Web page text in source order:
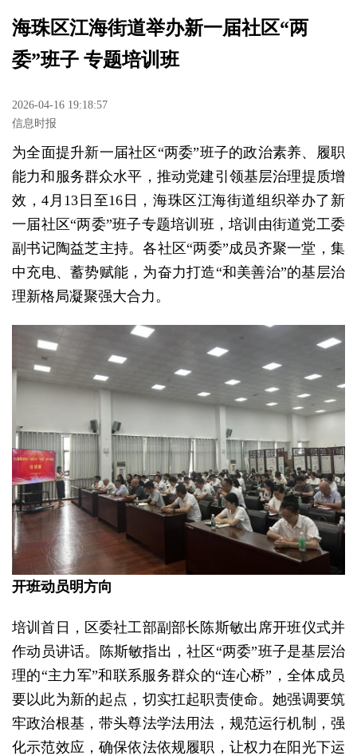
海珠区江海街道举办新一届社区“两
委”班子 专题培训班
2026-04-16 19:18:57
信息时报
为全面提升新一届社区“两委”班子的政治素养、履职
能力和服务群众水平，推动党建引领基层治理提质增
效，4月13日至16日，海珠区江海街道组织举办了新
一届社区“两委”班子专题培训班，培训由街道党工委
副书记陶益芝主持。各社区“两委”成员齐聚一堂，集
中充电、蓄势赋能，为奋力打造“和美善治”的基层治
理新格局凝聚强大合力。
开班动员明方向
培训首日，区委社工部副部长陈斯敏出席开班仪式并
作动员讲话。陈斯敏指出，社区“两委”班子是基层治
理的“主力军”和联系服务群众的“连心桥”，全体成员
要以此为新的起点，切实扛起职责使命。她强调要筑
牢政治根基，带头尊法学法用法，规范运行机制，强
化示范效应，确保依法依规履职，让权力在阳光下运